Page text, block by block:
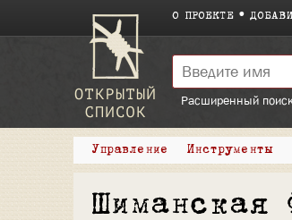
О ПРОЕКТЕ
Расширенный
Управление Инструменты